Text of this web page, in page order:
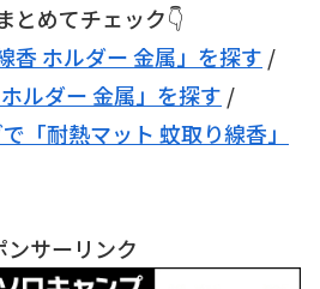
とめてチェック👇
香 ホルダー 金属」を探す /
ルダー 金属」を探す /
「耐熱マット 蚊取り線香」
ンサーリンク